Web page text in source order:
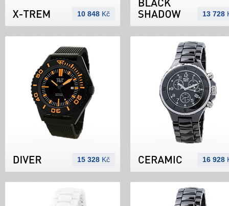
10 848 Kč 13 728
15 328 Kč 16 928